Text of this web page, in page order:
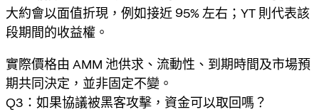
大約會以面值折現，例如接近 95% 左右；YT 則代表該
段期間的收益權。
實際價格由 AMM 池供求、流動性、到期時間及市場預
期共同決定，並非固定不變。
Q3：如果協議被黑客攻擊，資金可以取回嗎？